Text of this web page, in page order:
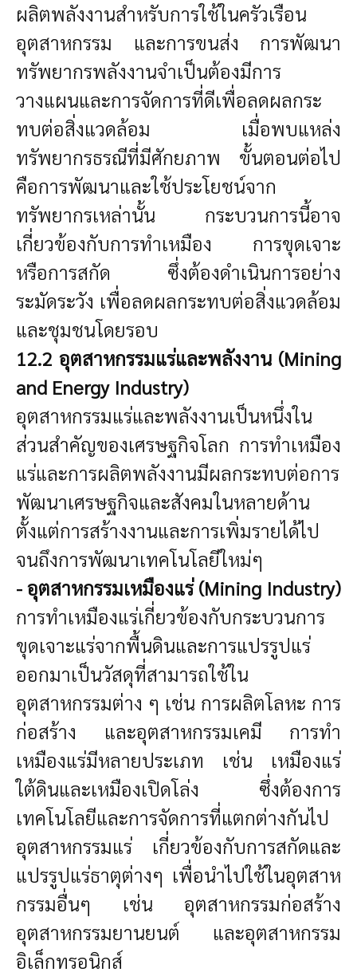
ผลิตพลังงานสำหรับการใช้ในครัวเรือน
อุตสาหกรรม และการขนส่ง การพัฒนา
ทรัพยากรพลังงานจำเป็นต้องมีการ
วางแผนและการจัดการที่ดีเพื่อลดผลกระ
ทบต่อสิ่งแวดล้อม เมื่อพบแหล่ง
ทรัพยากรธรณีที่มีศักยภาพ ขั้นตอนต่อไป
คือการพัฒนาและใช้ประโยชน์จาก
ทรัพยากรเหล่านั้น กระบวนการนี้อาจ
เกี่ยวข้องกับการทำเหมือง การขุดเจาะ
หรือการสกัด ซึ่งต้องดำเนินการอย่าง
ระมัดระวัง เพื่อลดผลกระทบต่อสิ่งแวดล้อม
และชุมชนโดยรอบ
12.2 อุตสาหกรรมแร่และพลังงาน (Mining
and Energy Industry)
อุตสาหกรรมแร่และพลังงานเป็นหนึ่งใน
ส่วนสำคัญของเศรษฐกิจโลก การทำเหมือง
แร่และการผลิตพลังงานมีผลกระทบต่อการ
พัฒนาเศรษฐกิจและสังคมในหลายด้าน
ตั้งแต่การสร้างงานและการเพิ่มรายได้ไป
จนถึงการพัฒนาเทคโนโลยีใหม่ๆ
- อุตสาหกรรมเหมืองแร่ (Mining Industry)
การทำเหมืองแร่เกี่ยวข้องกับกระบวนการ
ขุดเจาะแร่จากพื้นดินและการแปรรูปแร่
ออกมาเป็นวัสดุที่สามารถใช้ใน
อุตสาหกรรมต่าง ๆ เช่น การผลิตโลหะ การ
ก่อสร้าง และอุตสาหกรรมเคมี การทำ
เหมืองแร่มีหลายประเภท เช่น เหมืองแร่
ใต้ดินและเหมืองเปิดโล่ง ซึ่งต้องการ
เทคโนโลยีและการจัดการที่แตกต่างกันไป
อุตสาหกรรมแร่ เกี่ยวข้องกับการสกัดและ
แปรรูปแร่ธาตุต่างๆ เพื่อนำไปใช้ในอุตสาห
กรรมอื่นๆ เช่น อุตสาหกรรมก่อสร้าง
อุตสาหกรรมยานยนต์ และอุตสาหกรรม
อิเล็กทรอนิกส์